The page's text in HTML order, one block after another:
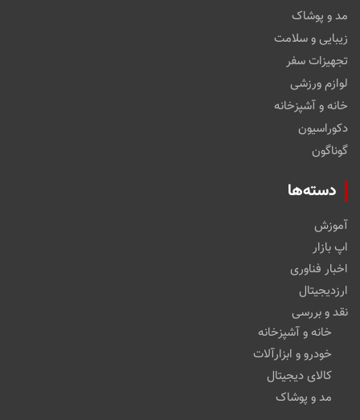
مد و پوشاک
زیبایی و سلامت
تجهیزات سفر
لوازم ورزشی
خانه و آشپزخانه
دکوراسیون
گوناگون
دسته‌ها
آموزش
اپ بازار
اخبار فناوری
ارزدیجیتال
نقد و بررسی
خانه و آشپزخانه
خودرو و ابزارآلات
کالای دیجیتال
مد و پوشاک